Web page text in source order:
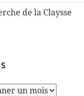
de la Claysse